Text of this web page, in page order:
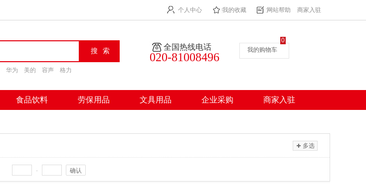
个人中心 我的收藏 网站帮助 商家入驻
华为 美的 容声 格力
全国热线电话
020-81008496
我的购物车
0
食品饮料 劳保用品 文具用品 企业采购 商家入驻
多选
- 确认